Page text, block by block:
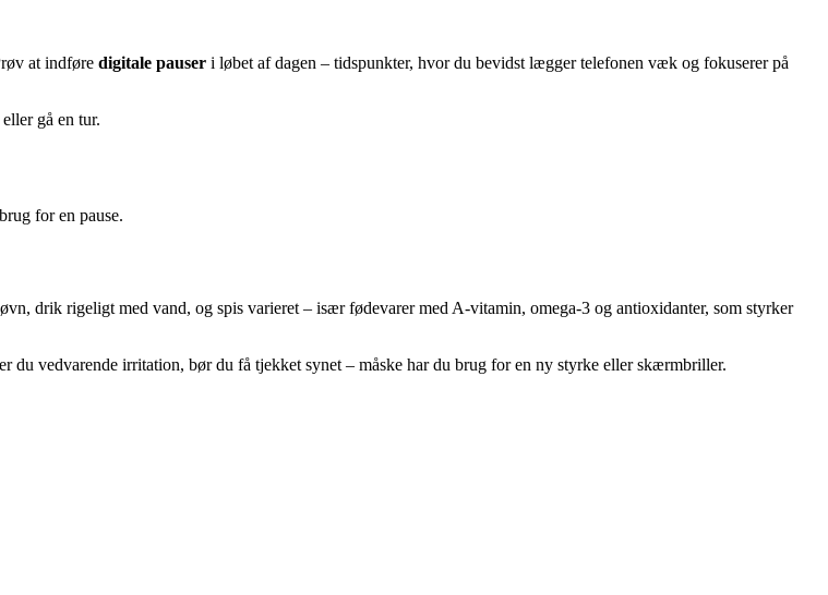
at indføre digitale pauser i løbet af dagen – tidspunkter, hvor du bevidst lægger telefonen væk og fokuserer på
gå en tur.
for en pause.
drik rigeligt med vand, og spis varieret – især fødevarer med A-vitamin, omega-3 og antioxidanter, som styrker
vedvarende irritation, bør du få tjekket synet – måske har du brug for en ny styrke eller skærmbriller.